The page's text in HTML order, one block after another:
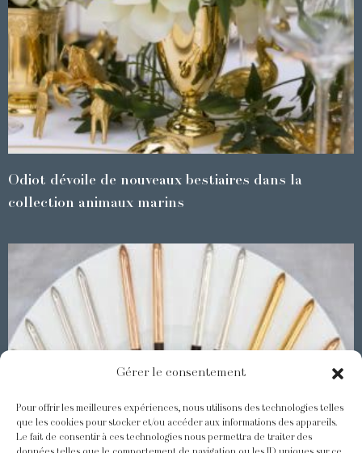
Gérer le consentement
Pour offrir les meilleures expériences, nous utilisons des technologies telles
que les cookies pour stocker et/ou accéder aux informations des appareils.
Le fait de consentir à ces technologies nous permettra de traiter des
Odiot dévoile de nouveaux bestiaires dans la
collection animaux marins
Les Baguettes Asiatiques Odiot